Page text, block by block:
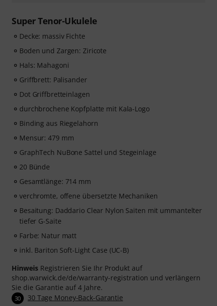
Super Tenor-Ukulele
Decke: massiv Fichte
Boden und Zargen: Ziricote
Hals: Mahagoni
Griffbrett: Palisander
Dot Griffbretteinlagen
durchbrochene Kopfplatte mit Kala-Logo
Binding aus Riegelahorn
Mensur: 479 mm
GraphTech NuBone Sattel und Stegeinlage
20 Bünde
Gesamtlänge: 714 mm
verchromte, offene übersetzte Mechaniken
Besaitung: Daddario Clear Nylon Saiten mit ummantelter
tiefer G-Saite
Farbe: Natur matt
inkl. Bariton Soft-Light Case (UC-B)
Hinweis Registrieren Sie Ihr Produkt auf
shop.warwick.de/de/warranty-registration und verlängern
Sie die Garantie auf 4 Jahre.
30 30 Tage Money-Back-Garantie